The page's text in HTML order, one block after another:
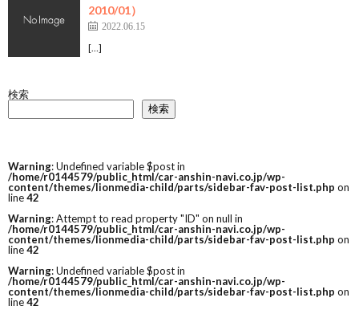
2010/01）
2022.06.15
[…]
検索
検索
Warning: Undefined variable $post in
/home/r0144579/public_html/car-anshin-navi.co.jp/wp-
content/themes/lionmedia-child/parts/sidebar-fav-post-list.php on
line42
Warning: Attempt to read property "ID" on null in
/home/r0144579/public_html/car-anshin-navi.co.jp/wp-
content/themes/lionmedia-child/parts/sidebar-fav-post-list.php on
line42
Warning: Undefined variable $post in
/home/r0144579/public_html/car-anshin-navi.co.jp/wp-
content/themes/lionmedia-child/parts/sidebar-fav-post-list.php on
line42